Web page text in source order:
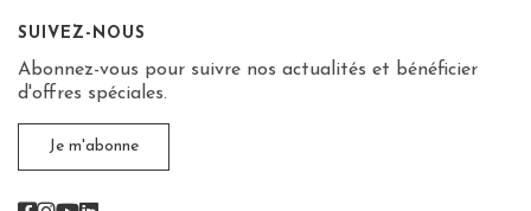
SUIVEZ-NOUS
Abonnez-vous pour suivre nos actualités et bénéficier
d'offres spéciales.
Je m'abonne